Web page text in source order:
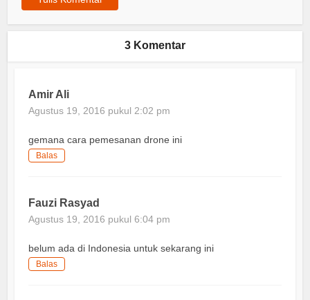
3 Komentar
Amir Ali
Agustus 19, 2016 pukul 2:02 pm
gemana cara pemesanan drone ini
Balas
Fauzi Rasyad
Agustus 19, 2016 pukul 6:04 pm
belum ada di Indonesia untuk sekarang ini
Balas